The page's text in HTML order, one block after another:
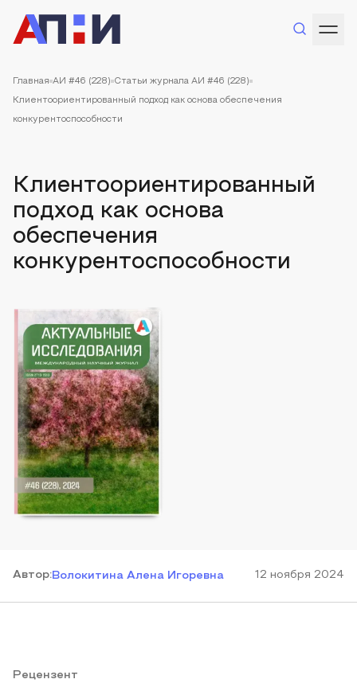
Главная АИ #46 (228) Статьи журнала АИ #46 (228)
Клиентоориентированный подход как основа обеспечения
конкурентоспособности
Клиентоориентированный
подход как основа
обеспечения
конкурентоспособности
Автор:Волокитина Алена Игоревна 12 ноября 2024
Рецензент